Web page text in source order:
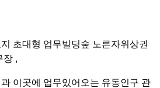
초대형 업무빌딩숲 노른자위상권
장 ,
이곳에 업무있어오는 유동인구 관